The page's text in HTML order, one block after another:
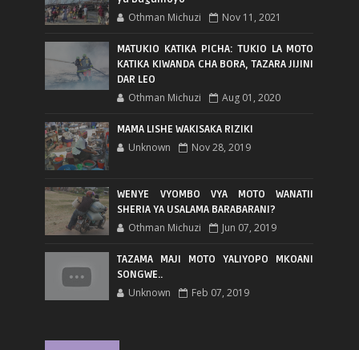
Othman Michuzi Nov 11, 2021
MATUKIO KATIKA PICHA: TUKIO LA MOTO
KATIKA KIWANDA CHA BORA, TAZARA JIJINI
DAR LEO
Othman Michuzi Aug 01, 2020
MAMA LISHE WAKISAKA RIZIKI
Unknown Nov 28, 2019
WENYE VYOMBO VYA MOTO WANATII
SHERIA YA USALAMA BARABARANI?
Othman Michuzi Jun 07, 2019
TAZAMA MAJI MOTO YALIYOPO MKOANI
SONGWE..
Unknown Feb 07, 2019